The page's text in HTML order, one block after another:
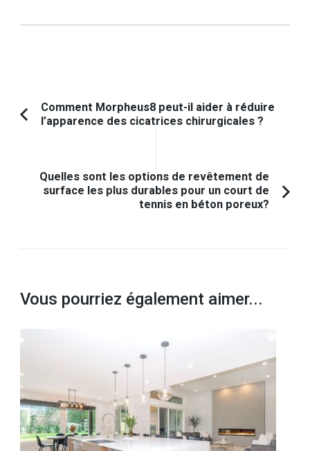
Navigation
d'article
Article
Comment Morpheus8 peut-il aider à réduire
l’apparence des cicatrices chirurgicales ?
Quelles sont les options de revêtement de
surface les plus durables pour un court de
tennis en béton poreux?
Vous pourriez également aimer...